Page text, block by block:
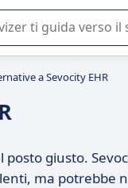
nella scelta di un
a Sevocity EHR
giusto.
ma potrebbe